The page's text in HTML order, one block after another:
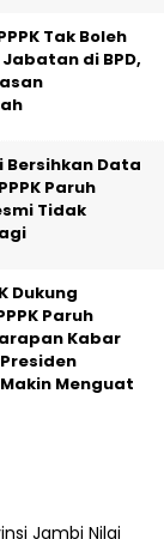
Tak Boleh
di BPD,
Bersihkan Data
Paruh
Tidak
Dukung
Paruh
Kabar
Menguat